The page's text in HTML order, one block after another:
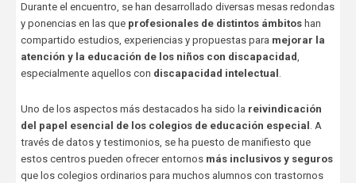
Durante el encuentro, se han desarrollado diversas mesas redondas
y ponencias en las que profesionales de distintos ámbitoshan
compartido estudios, experiencias y propuestas para mejorar la
atención y la educación de los niños con discapacidad,
especialmente aquellos con discapacidad intelectual .
Uno de los aspectos más destacados ha sido la reivindicación
del papel esencial de los colegios de educación especial . A
través de datos y testimonios, se ha puesto de manifiesto que
estos centros pueden ofrecer entornos más inclusivos y seguros
que los colegios ordinarios para muchos alumnos con trastornos